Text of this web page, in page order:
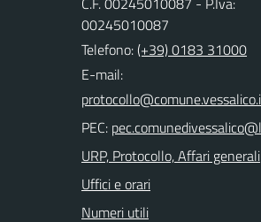
00245010087
Telefono:(+39) 0183 31000
E-mail:
PEC:
URP, Protocollo, Affari generali
Uffici e orari
Numeri utili